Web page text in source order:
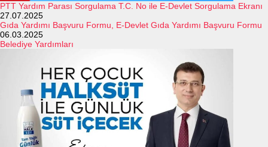
PTT Yardım Parası Sorgulama T.C. No ile E-Devlet Sorgulama Ekranı
27.07.2025
Gıda Yardımı Başvuru Formu, E-Devlet Gıda Yardımı Başvuru Formu
06.03.2025
Belediye Yardımları